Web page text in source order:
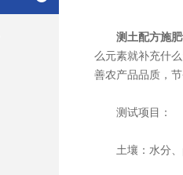
测土配方施
么元素就补充什
善农产品品质，
测试项目：
土壤：水分、